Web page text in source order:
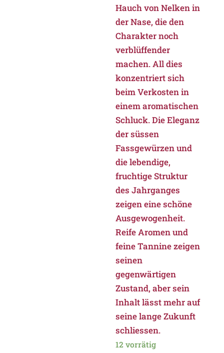
Hauch von Nelken in
der Nase, die den
Charakter noch
verblüffender
machen. All dies
konzentriert sich
beim Verkosten in
einem aromatischen
Schluck. Die Eleganz
der süssen
Fassgewürzen und
die lebendige,
fruchtige Struktur
des Jahrganges
zeigen eine schöne
Ausgewogenheit.
Reife Aromen und
feine Tannine zeigen
seinen
gegenwärtigen
Zustand, aber sein
Inhalt lässt mehr auf
seine lange Zukunft
schliessen.
12 vorrätig